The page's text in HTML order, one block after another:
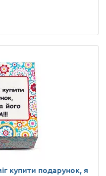
купити подарунок, я